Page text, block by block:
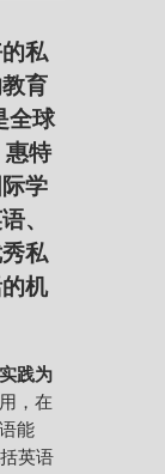
私
育
全球
惠特
学
、
私
机
践为
，在
能
英语